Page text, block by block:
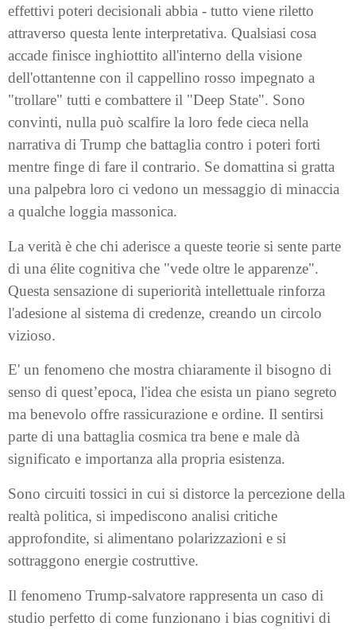
effettivi poteri decisionali abbia - tutto viene riletto
attraverso questa lente interpretativa. Qualsiasi cosa
accade finisce inghiottito all'interno della visione
dell'ottantenne con il cappellino rosso impegnato a
"trollare" tutti e combattere il "Deep State". Sono
convinti, nulla può scalfire la loro fede cieca nella
narrativa di Trump che battaglia contro i poteri forti
mentre finge di fare il contrario. Se domattina si gratta
una palpebra loro ci vedono un messaggio di minaccia
a qualche loggia massonica.
La verità è che chi aderisce a queste teorie si sente parte
di una élite cognitiva che "vede oltre le apparenze".
Questa sensazione di superiorità intellettuale rinforza
l'adesione al sistema di credenze, creando un circolo
vizioso.
E' un fenomeno che mostra chiaramente il bisogno di
senso di quest’epoca, l'idea che esista un piano segreto
ma benevolo offre rassicurazione e ordine. Il sentirsi
parte di una battaglia cosmica tra bene e male dà
significato e importanza alla propria esistenza.
Sono circuiti tossici in cui si distorce la percezione della
realtà politica, si impediscono analisi critiche
approfondite, si alimentano polarizzazioni e si
sottraggono energie costruttive.
Il fenomeno Trump-salvatore rappresenta un caso di
studio perfetto di come funzionano i bias cognitivi di